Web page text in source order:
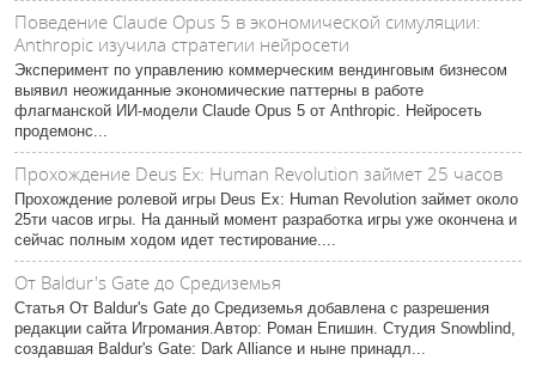
Поведение Claude Opus 5 в экономической симуляции:
Anthropic изучила стратегии нейросети
Эксперимент по управлению коммерческим вендинговым бизнесом
выявил неожиданные экономические паттерны в работе
флагманской ИИ-модели Claude Opus 5 от Anthropic. Нейросеть
продемонс...
Прохождение Deus Ex: Human Revolution займет 25 часов
Прохождение ролевой игры Deus Ex: Human Revolution займет около
25ти часов игры. На данный момент разработка игры уже окончена и
сейчас полным ходом идет тестирование....
От Baldur's Gate до Средиземья
Статья От Baldur's Gate до Средиземья добавлена с разрешения
редакции сайта Игромания.Автор: Роман Епишин. Студия Snowblind,
создавшая Baldur's Gate: Dark Alliance и ныне принадл...